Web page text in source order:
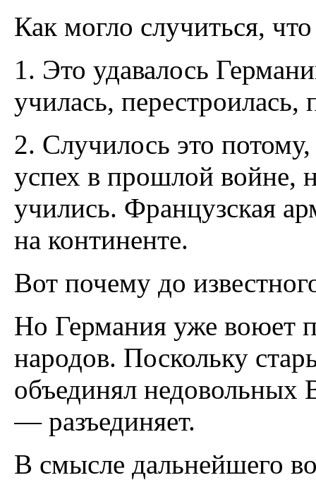
Как могло случиться,
1. Это удавалось
училась, перестроилась,
2. Случилось это
успех в прошлой войне,
учились. Французская
на континенте.
Вот почему до
Но Германия уже воюет
народов. Поскольку
объединял недовольных
— разъединяет.
В смысле дальнейшего